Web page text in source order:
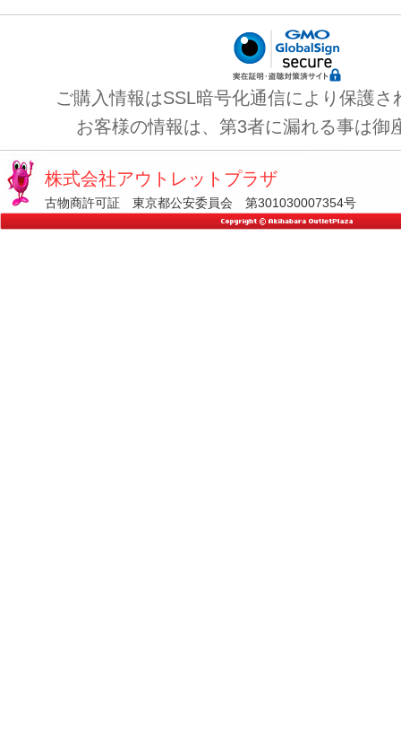
ご購入情報はSSL暗号化通信により保護さ
お客様の情報は、第3者に漏れる事は御
株式会社アウトレットプラザ
古物商許可証 東京都公安委員会 第301030007354号